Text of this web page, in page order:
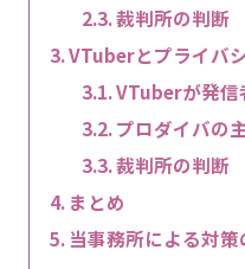
裁判所の判断
VTuberとプライバ
VTuberが発信
プロダイバの
裁判所の判断
まとめ
当事務所による対策